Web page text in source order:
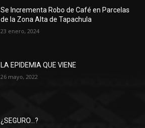
Se Incrementa Robo de Café en Parcelas
de la Zona Alta de Tapachula
23 enero, 2024
LA EPIDEMIA QUE VIENE
26 mayo, 2022
¿SEGURO…?